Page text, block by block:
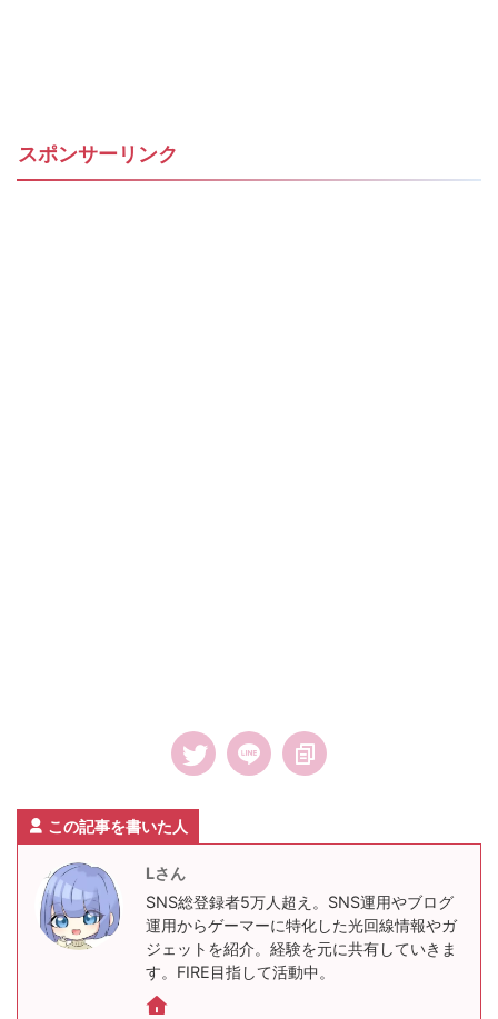
スポンサーリンク
この記事を書いた人
Lさん
SNS総登録者5万人超え。SNS運用やブログ
運用からゲーマーに特化した光回線情報やガ
ジェットを紹介。経験を元に共有していきま
す。FIRE目指して活動中。